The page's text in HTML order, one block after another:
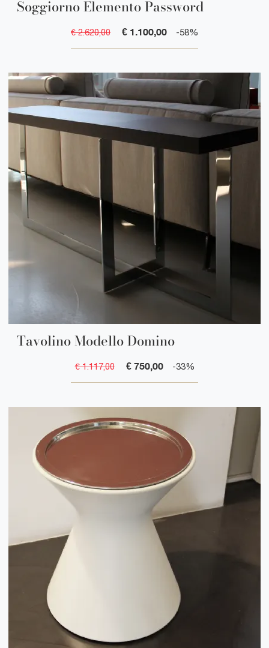
Soggiorno Elemento Password
€ 2.620,00 € 1.100,00 -58%
Tavolino Modello Domino
€ 1.117,00 € 750,00 -33%